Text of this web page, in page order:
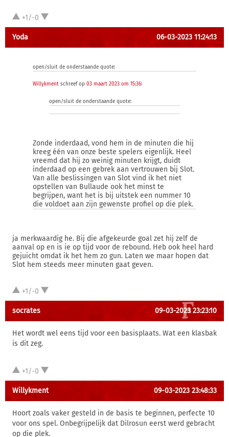
+1/-0
Yoda 06-03-2023 11:24:13
open/sluit de onderstaande quote:
Willykment schreef op 03 maart 2023 om 15:36:
open/sluit de onderstaande quote:
Zonde inderdaad, vond hem in de minuten die hij
kreeg één van onze beste spelers eigenlijk. Heel
vreemd dat hij zo weinig minuten krijgt, duidt
inderdaad op een gebrek aan vertrouwen bij Slot.
Van alle beslissingen van Slot vind ik het niet
opstellen van Bullaude ook het minst te
begrijpen, want het is bij uitstek een nummer 10
die voldoet aan zijn gewenste profiel op die plek.
ja merkwaardig he. Bij die afgekeurde goal zet hij zelf de
aanval op en is ie op tijd voor de rebound. Heb ook heel hard
gejuicht omdat ik het hem zo gun. Laten we maar hopen dat
Slot hem steeds meer minuten gaat geven.
+1/-0
socrates 09-03-2023 23:23:10
Het wordt wel eens tijd voor een basisplaats. Wat een klasbak
is dit zeg.
+1/-0
Willykment 09-03-2023 23:48:33
Hoort zoals vaker gesteld in de basis te beginnen, perfecte 10
voor ons spel. Onbegrijpelijk dat Dilrosun eerst werd gebracht
op die plek.